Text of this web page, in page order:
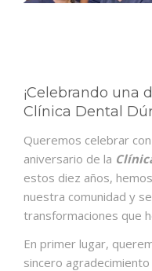
¡Celebrando una
Clínica Dental
Queremos celebrar
aniversario de la
estos diez años,
nuestra comunidad y
transformaciones que
En primer lugar,
sincero